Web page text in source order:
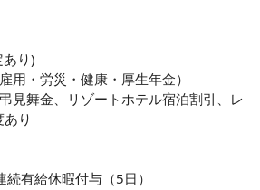
り)
用・労災・健康・厚生年金）
見舞金、リゾートホテル宿泊割引、レ
り
有給休暇付与（5日）